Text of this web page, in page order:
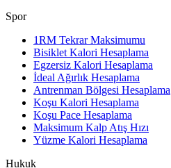
Spor
1RM Tekrar Maksimumu
Bisiklet Kalori Hesaplama
Egzersiz Kalori Hesaplama
İdeal Ağırlık Hesaplama
Antrenman Bölgesi Hesaplama
Koşu Kalori Hesaplama
Koşu Pace Hesaplama
Maksimum Kalp Atış Hızı
Yüzme Kalori Hesaplama
Hukuk